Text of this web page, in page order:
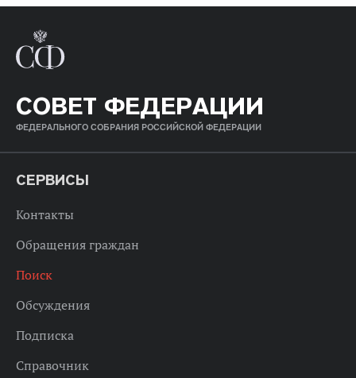
СОВЕТ ФЕДЕРАЦИИ
ФЕДЕРАЛЬНОГО СОБРАНИЯ РОССИЙСКОЙ ФЕДЕРАЦИИ
СЕРВИСЫ
Контакты
Обращения граждан
Поиск
Обсуждения
Подписка
Справочник